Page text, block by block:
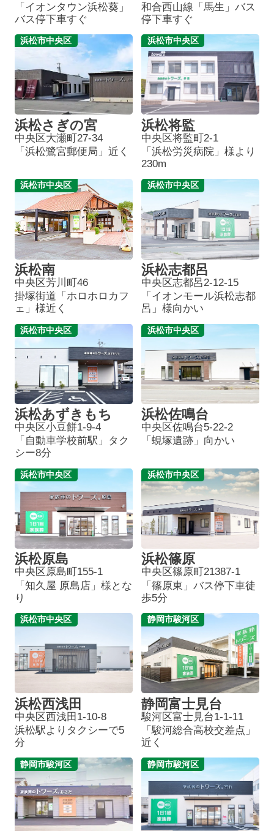
「イオンタウン浜松葵」
バス停下車すぐ
和合西山線「馬生」バス
停下車すぐ
浜松市中央区
浜松さぎの宮
中央区大瀬町27-34
「浜松鷺宮郵便局」近く
浜松市中央区
浜松将監
中央区将監町2-1
「浜松労災病院」様より
230m
浜松市中央区
浜松南
中央区芳川町46
掛塚街道「ホロホロカフ
ェ」様近く
浜松市中央区
浜松志都呂
中央区志都呂2-12-15
「イオンモール浜松志都
呂」様向かい
浜松市中央区
浜松あずきもち
中央区小豆餅1-9-4
「自動車学校前駅」タク
シー8分
浜松市中央区
浜松佐鳴台
中央区佐鳴台5-22-2
「蜆塚遺跡」向かい
浜松市中央区
浜松原島
中央区原島町155-1
「知久屋 原島店」様とな
り
浜松市中央区
浜松篠原
中央区篠原町21387-1
「篠原東」バス停下車徒
歩5分
浜松市中央区
浜松西浅田
中央区西浅田1-10-8
浜松駅よりタクシーで5
分
静岡市駿河区
静岡富士見台
駿河区富士見台1-1-11
「駿河総合高校交差点」
近く
静岡市駿河区 静岡市駿河区